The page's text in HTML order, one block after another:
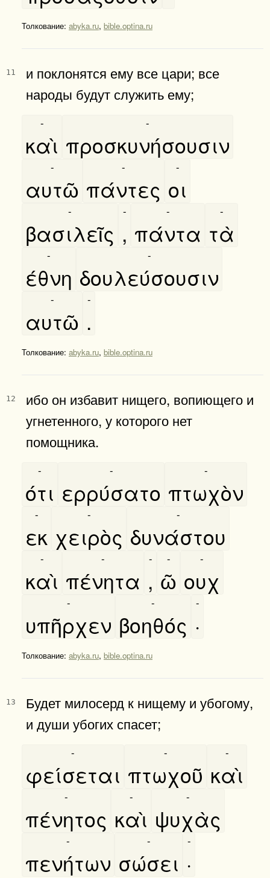
Толкование: abyka.ru, bible.optina.ru
11
и поклонятся ему все цари; все
народы будут служить ему;
καὶ
-
προσκυνήσουσιν
-
αυτῶ
-
πάντες
-
οι
-
βασιλεῖς
-
,
-
πάντα
-
τὰ
-
έθνη
-
δουλεύσουσιν
-
αυτῶ
-
.
-
Толкование: abyka.ru, bible.optina.ru
12
ибо он избавит нищего, вопиющего и
угнетенного, у которого нет
помощника.
ότι
-
ερρύσατο
-
πτωχὸν
-
εκ
-
χειρὸς
-
δυνάστου
-
καὶ
-
πένητα
-
,
-
ῶ
-
ουχ
-
υπῆρχεν
-
βοηθός
-
·
-
Толкование: abyka.ru, bible.optina.ru
13
Будет милосерд к нищему и убогому,
и души убогих спасет;
φείσεται
-
πτωχοῦ
-
καὶ
-
πένητος
-
καὶ
-
ψυχὰς
-
πενήτων
-
σώσει
-
·
-